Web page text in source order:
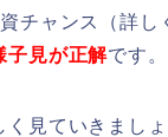
チャンス（詳し
子見が正解です。
見ていきましょ